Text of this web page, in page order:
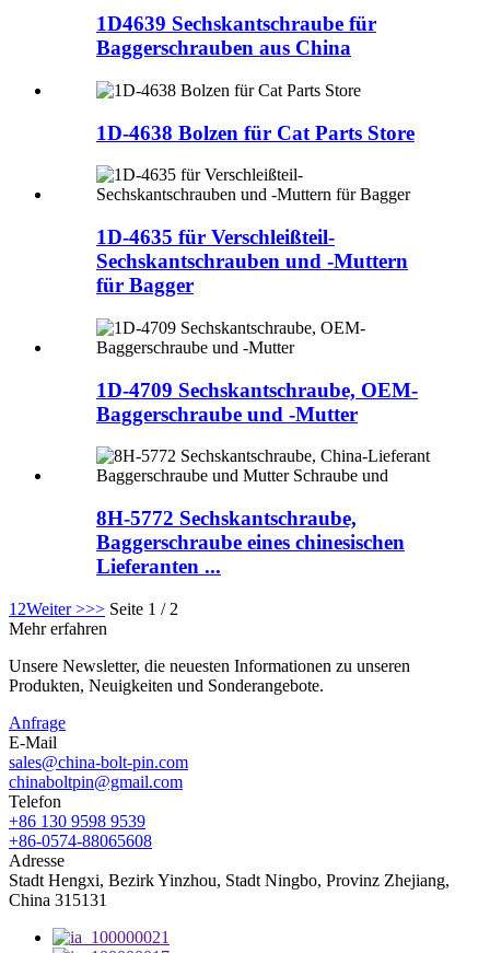
1D4639 Sechskantschraube für
Baggerschrauben aus China
1D-4638 Bolzen für Cat Parts Store
1D-4635 für Verschleißteil-
Sechskantschrauben und -Muttern
für Bagger
1D-4709 Sechskantschraube, OEM-
Baggerschraube und -Mutter
8H-5772 Sechskantschraube,
Baggerschraube eines chinesischen
Lieferanten ...
1 2Weiter >>> Seite 1 / 2
Mehr erfahren
Unsere Newsletter, die neuesten Informationen zu unseren
Produkten, Neuigkeiten und Sonderangebote.
Anfrage
E-Mail
sales@china-bolt-pin.com
chinaboltpin@gmail.com
Telefon
+86 130 9598 9539
+86-0574-88065608
Adresse
Stadt Hengxi, Bezirk Yinzhou, Stadt Ningbo, Provinz Zhejiang,
China 315131